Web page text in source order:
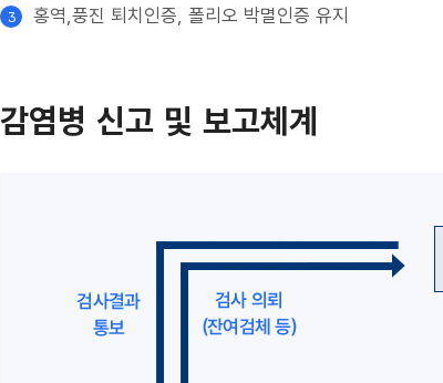
홍역,풍진 퇴치인증, 폴리오 박멸인증 유지
감염병 신고 및 보고체계